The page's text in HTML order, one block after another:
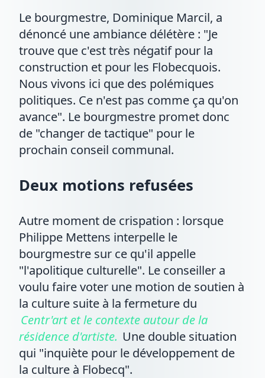
Le bourgmestre, Dominique Marcil, a
dénoncé une ambiance délétère : "Je
trouve que c'est très négatif pour la
construction et pour les Flobecquois.
Nous vivons ici que des polémiques
politiques. Ce n'est pas comme ça qu'on
avance". Le bourgmestre promet donc
de "changer de tactique" pour le
prochain conseil communal.
Deux motions refusées
Autre moment de crispation : lorsque
Philippe Mettens interpelle le
bourgmestre sur ce qu'il appelle
"l'apolitique culturelle". Le conseiller a
voulu faire voter une motion de soutien à
la culture suite à la fermeture du
Centr'art et le contexte autour de la
résidence d'artiste. Une double situation
qui "inquiète pour le développement de
la culture à Flobecq".